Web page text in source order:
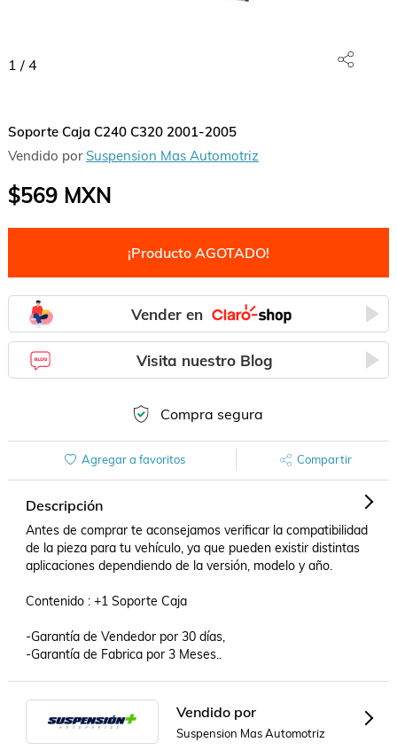
1 / 4
Soporte Caja C240 C320 2001-2005
Vendido por Suspension Mas Automotriz
$569MXN
¡Producto AGOTADO!
Vender en
Visita nuestro Blog
Compra segura
Agregar a favoritos Compartir
Descripción
Antes de comprar te aconsejamos verificar la compatibilidad
de la pieza para tu vehículo, ya que pueden existir distintas
aplicaciones dependiendo de la versión, modelo y año.
Contenido : +1 Soporte Caja
-Garantía de Vendedor por 30 días,
-Garantía de Fabrica por 3 Meses..
Vendido por
Suspension Mas Automotriz